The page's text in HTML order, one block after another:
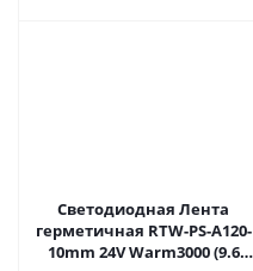
Светодиодная Лента
герметичная RTW-PS-A120-
10mm 24V Warm3000 (9.6